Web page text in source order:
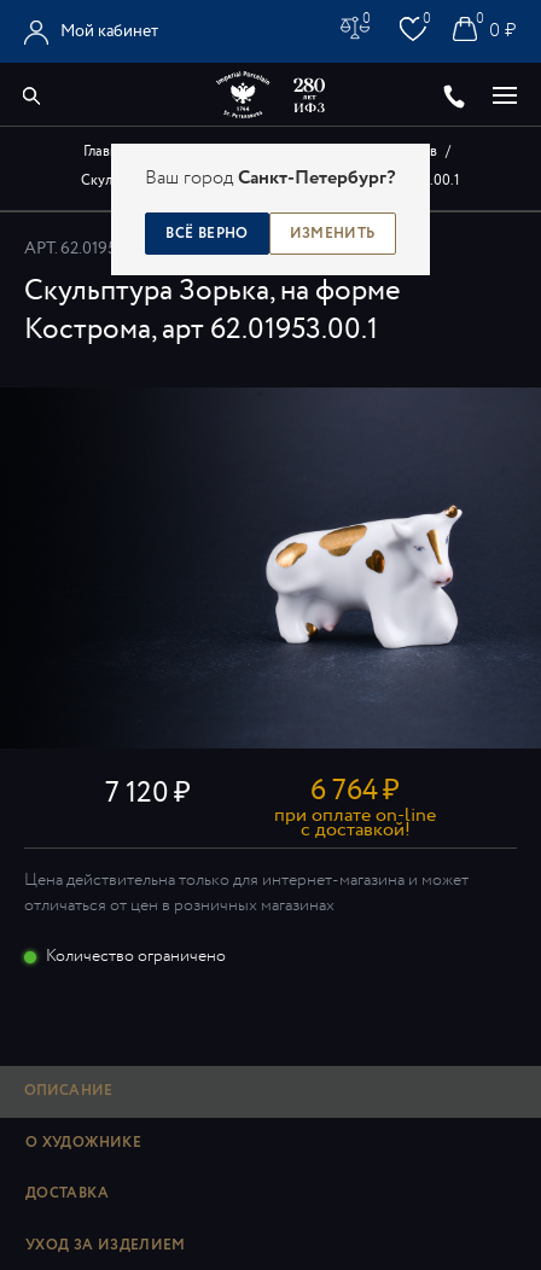
Ваш городСанкт-Петербург?
ВСЁ ВЕРНО ИЗМЕНИТЬ
Мой кабинет
0 0 0 ₽
0
Главная Авторские изделия художников /
Скульптура Зорька, на форме Кострома, арт 62.01953.00.1
АРТ.62.01953.00.1
Скульптура Зорька, на форме
Кострома, арт 62.01953.00.1
7 120 6 764₽
при оплате on-line
c доставкой!
Цена действительна только для интернет-магазина и может
отличаться от цен в розничных магазинах
Количество ограничено
ОПИСАНИЕ
О ХУДОЖНИКЕ
ДОСТАВКА
УХОД ЗА ИЗДЕЛИЕМ